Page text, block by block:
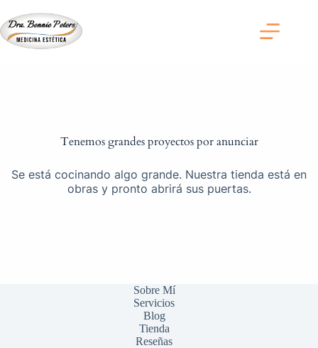
contenido
Tenemos grandes proyectos por anunciar
Se está cocinando algo grande. Nuestra tienda está en
obras y pronto abrirá sus puertas.
Sobre Mí
Servicios
Blog
Tienda
Reseñas